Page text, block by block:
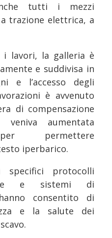
tutti i mezzi
trazione elettrica, a
lavori, la galleria è
e suddivisa in
e l’accesso degli
è avvenuto
di compensazione
aumentata
permettere
iperbarico.
protocolli
e sistemi di
consentito di
e la salute dei